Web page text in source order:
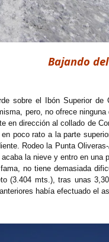
Bajando
sobre el Ibón Superior
pero, no ofrece
en dirección al collado de
poco rato a la parte
Rodeo la Punta
la nieve y entro en una
no tiene demasiada
(3.404 mts.), tras unas
había efectuado el